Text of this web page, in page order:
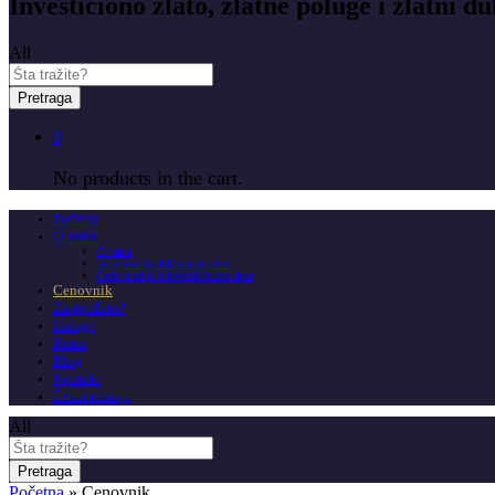
All
Pretraga
0
No products in the cart.
Početna
O nama
O nama
Insignitus GOLD u medijima
Česta pitanja o investicionom zlatu
Cenovnik
Zašto zlato?
Usluge
Berza
Blog
Kontakt
Česta pitanja
All
Pretraga